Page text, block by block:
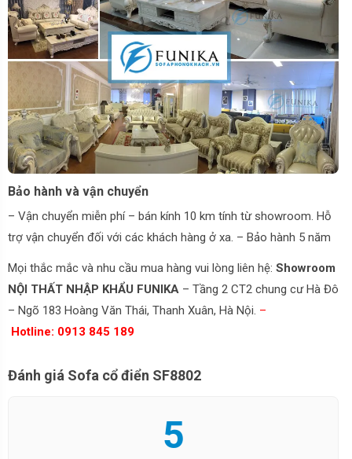
Bảo hành và vận chuyển
– Vận chuyển miễn phí – bán kính 10 km tính từ showroom. Hỗ
trợ vận chuyển đối với các khách hàng ở xa. – Bảo hành 5 năm
Mọi thắc mắc và nhu cầu mua hàng vui lòng liên hệ: Showroom
NỘI THẤT NHẬP KHẨU FUNIKA – Tầng 2 CT2 chung cư Hà Đô
– Ngõ 183 Hoàng Văn Thái, Thanh Xuân, Hà Nội. –
Hotline: 0913 845 189
Đánh giá Sofa cổ điển SF8802
5